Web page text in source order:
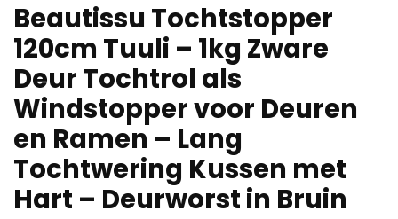
Beautissu Tochtstopper
120cm Tuuli – 1kg Zware
Deur Tochtrol als
Windstopper voor Deuren
en Ramen – Lang
Tochtwering Kussen met
Hart – Deurworst in Bruin